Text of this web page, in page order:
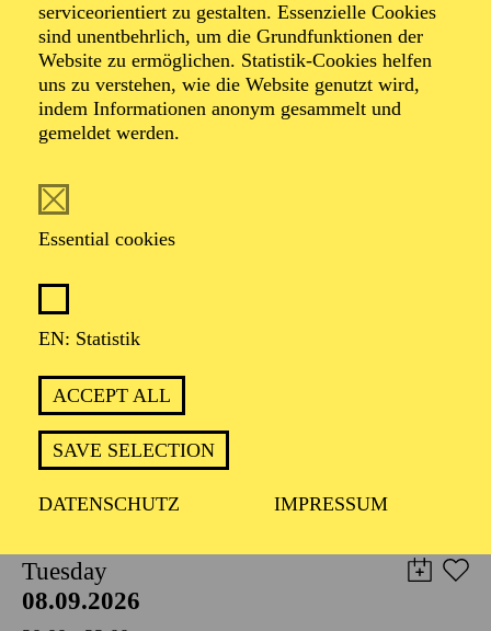
serviceorientiert zu gestalten. Essenzielle Cookies
sind unentbehrlich, um die Grundfunktionen der
Website zu ermöglichen. Statistik-Cookies helfen
uns zu verstehen, wie die Website genutzt wird,
indem Informationen anonym gesammelt und
gemeldet werden.
Essential cookies
EN: Statistik
ACCEPT ALL
SAVE SELECTION
DATENSCHUTZ IMPRESSUM
TICKETS
55,20 52,70€
EN: SCHAUSPIEL ESSEN
05.09.2026
19:30 - 21:30
BLICK AUF DEN IRAN –
STIMMEN ZUR AKTUELLEN
LAGE
TICKETS
8,00€
Tuesday
08.09.2026